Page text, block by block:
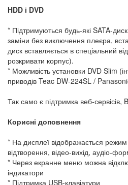
HDD і DVD
* Підтримуються будь-які SATA-
заміни без виключення плеєра,
диск вставляється в спеціальний
розкривати корпус).
* Можливість установки DVD Slim
приводів Teac DW-224SL /
Так само є підтримка веб-сервісів,
Корисні доповнення
* На дисплеї відображається
відтворення, відео-вихід, аудіо-
* Через екранне меню можна
індикатори
* Підтримка USB-клавіатури